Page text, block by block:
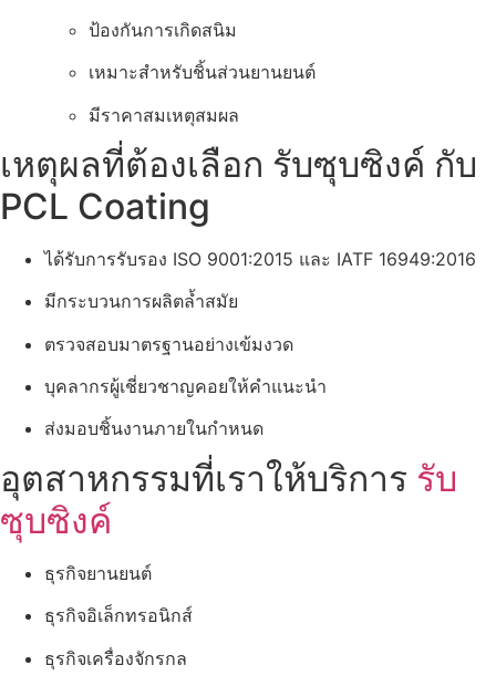
ป้องกันการเกิดสนิม
เหมาะสำหรับชิ้นส่วนยานยนต์
มีราคาสมเหตุสมผล
เหตุผลที่ต้องเลือก รับซุบซิงค์ กับ
PCL Coating
ได้รับการรับรอง ISO 9001:2015 และ IATF 16949:2016
มีกระบวนการผลิตล้ำสมัย
ตรวจสอบมาตรฐานอย่างเข้มงวด
บุคลากรผู้เชี่ยวชาญคอยให้คำแนะนำ
ส่งมอบชิ้นงานภายในกำหนด
อุตสาหกรรมที่เราให้บริการ รับ
ซุบซิงค์
ธุรกิจยานยนต์
ธุรกิจอิเล็กทรอนิกส์
ธุรกิจเครื่องจักรกล